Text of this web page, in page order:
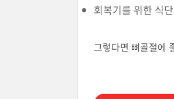
회복기를 위한 식
그렇다면 뼈골절에